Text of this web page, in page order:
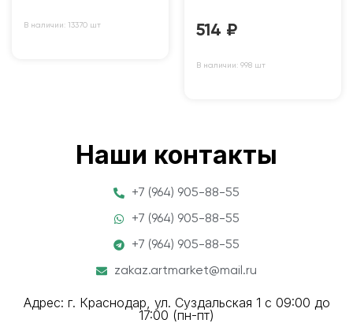
В наличии: 13370 шт 514 ₽
В наличии: 998 шт
Наши контакты
+7 (964) 905-88-55
+7 (964) 905-88-55
+7 (964) 905-88-55
zakaz.artmarket@mail.ru
Адрес: г. Краснодар, ул. Суздальская 1 с 09:00 до
17:00 (пн-пт)